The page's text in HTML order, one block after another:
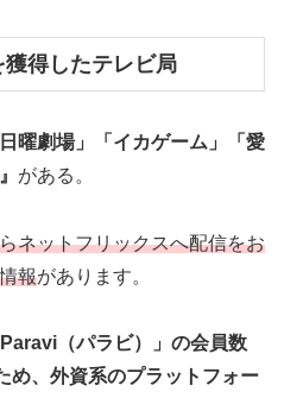
獲得したテレビ局
日曜劇場」「イカゲーム」「愛
がある。
ネットフリックスへ配信をお
報があります。
（パラビ）」の会員数
め、外資系のプラットフォー